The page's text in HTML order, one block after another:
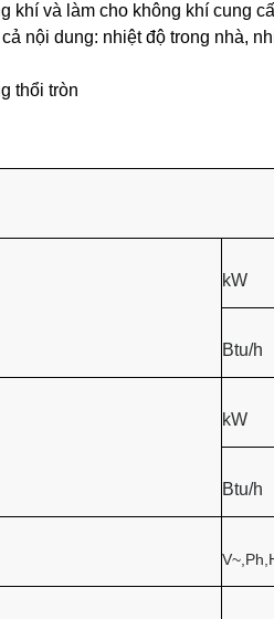
khí và làm cho không khí cung
nội dung: nhiệt độ trong nhà,
thổi tròn
kW
Btu/h
kW
Btu/h